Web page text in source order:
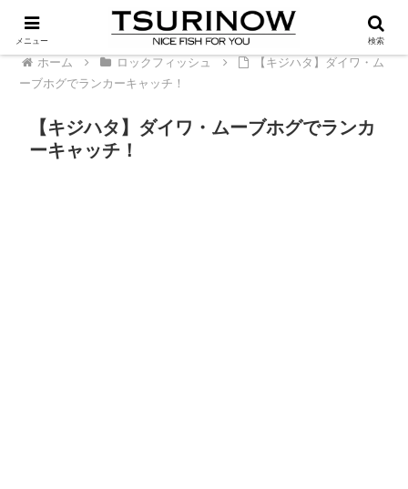
PR
ホーム ロックフィッシュ
【キジハタ】ダイワ・ム
ーブホグでランカーキャッチ！
【キジハタ】ダイワ・ムーブホグでランカ
ーキャッチ！
メニュー 検索